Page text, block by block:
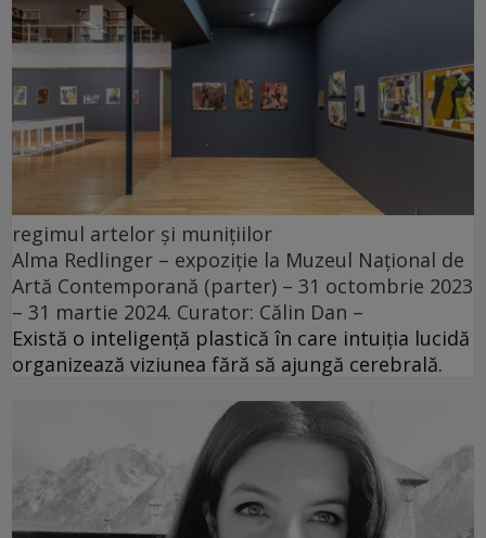
regimul artelor și munițiilor
Alma Redlinger – expoziție la Muzeul Național de
Artă Contemporană (parter) – 31 octombrie 2023
– 31 martie 2024. Curator: Călin Dan –
Există o inteligență plastică în care intuiția lucidă
organizează viziunea fără să ajungă cerebrală.